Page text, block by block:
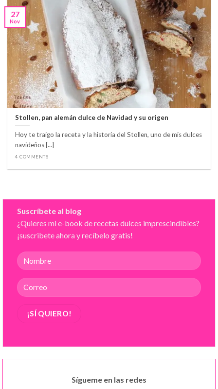
Stollen, pan alemán dulce de Navidad y su origen
Hoy te traigo la receta y la historia del Stollen, uno de mis dulces
navideños [...]
4 COMMENTS
27
Nov
Suscríbete al blog
¿Quieres mi e-book de recetas dulces imprescindibles?
¡suscribete ahora y recíbelo gratis!
Sígueme en las redes